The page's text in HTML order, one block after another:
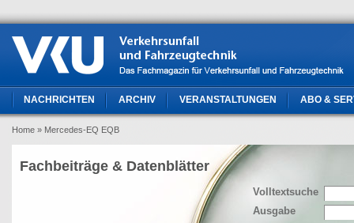
NACHRICHTEN ARCHIV VERANSTALTUNGEN ABO &
Home » Mercedes-EQ EQB
Volltextsuche
Ausgabe
Fachbeiträge & Datenblätter